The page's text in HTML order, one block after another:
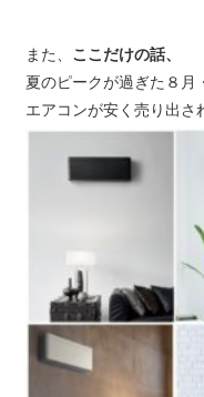
また、 ここだけの話、
夏のピークが過ぎた８月
エアコンが安く売り出さ